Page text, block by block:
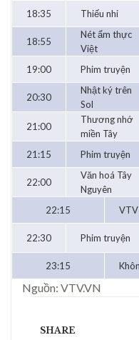
18:35 Thiếu nhi
18:55
Nét ẩm thực
Việt
19:00 Phim truyện
20:30
Nhật ký trên
Sol
21:00
Thương nhớ
miền Tây
21:15 Phim truyện
22:00
Văn hoá Tây
Nguyên
22:15
22:30 Phim truyện
23:15
Nguồn: VTV.VN
SHARE